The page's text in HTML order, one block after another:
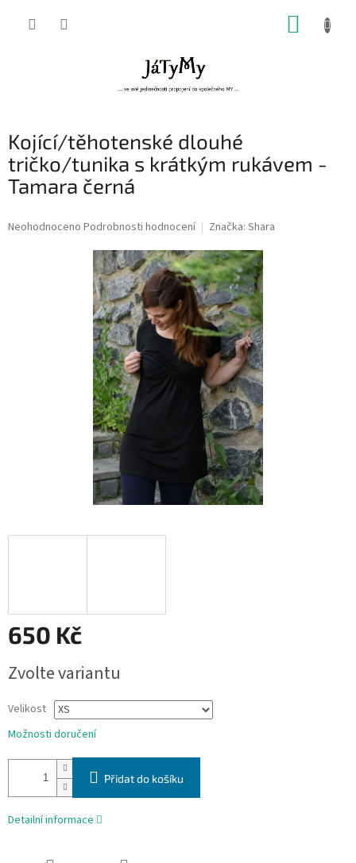
Kojící/těhotenské dlouhé
tričko/tunika s krátkým rukávem -
Tamara černá
Průměrné
Neohodnoceno Podrobnosti hodnocení Značka: Shara
650 Kč
cena:
Zvolte variantu
Velikost
Možnosti doručení
Přidat do košíku
Detailní informace